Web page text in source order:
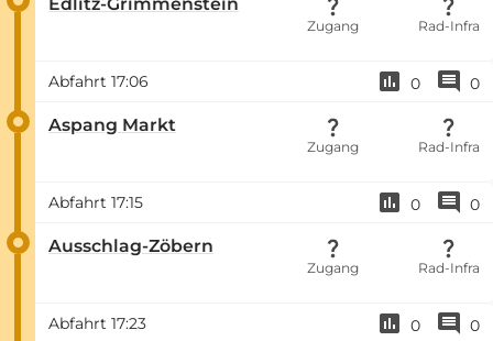
Zugang Rad-Infra
Abfahrt 17:06 0 0
Aspang Markt
Zugang Rad-Infra
Abfahrt 17:15 0 0
Ausschlag-Zöbern
Zugang Rad-Infra
Abfahrt 17:23 0 0